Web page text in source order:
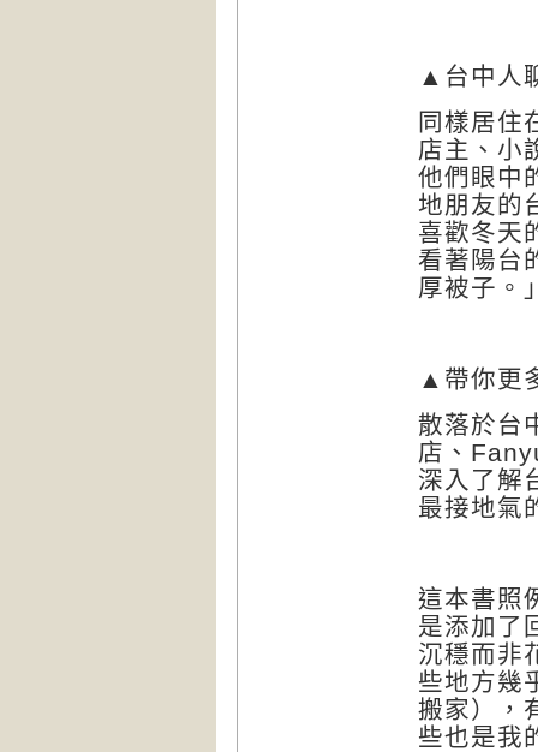
▲ 台中人
同樣居住
店主、小
他們眼中
地朋友的
喜歡冬天
看著陽台
厚被子。
▲ 帶你更
散落於台
店、
深入了解
最接地氣
這本書照
是添加了
沉穩而非
些地方幾
搬家），
些也是我